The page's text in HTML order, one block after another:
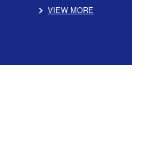
VIEW MORE